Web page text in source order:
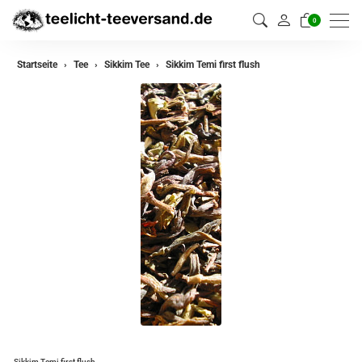
0
zurück
Grüner Tee aus Japan
Startseite Tee Sikkim Tee Sikkim Temi first flush